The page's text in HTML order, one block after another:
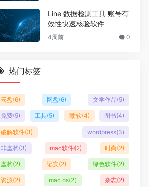
Line 数据检测工具 账号有
效性快速核验软件
4周前 0
热门标签
云盘(6) 网盘(6) 文学作品(5)
免费(5) 工具(5) 微软(4) 图书(4)
破解软件(3) wordpress(3)
非虚构(3) mac软件(2) 时尚(2)
虚构(2) 记实(2) 绿色软件(2)
资源(2) mac os(2) 杂志(2)